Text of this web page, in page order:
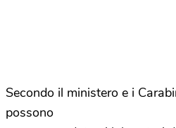
Secondo il ministero e i
possono